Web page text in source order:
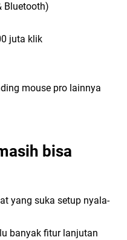
Bluetooth)
juta klik
mouse pro lainnya
bisa
yang suka setup nyala-
banyak fitur lanjutan